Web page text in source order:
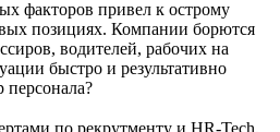
факторов привел к острому
позициях. Компании борются
водителей, рабочих на
быстро и результативно
персонала?
по рекрутменту и HR-Tech,